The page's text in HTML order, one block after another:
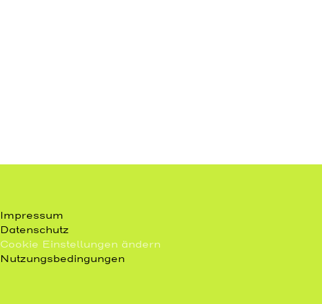
Impressum
Datenschutz
Cookie Einstellungen ändern
Nutzungsbedingungen